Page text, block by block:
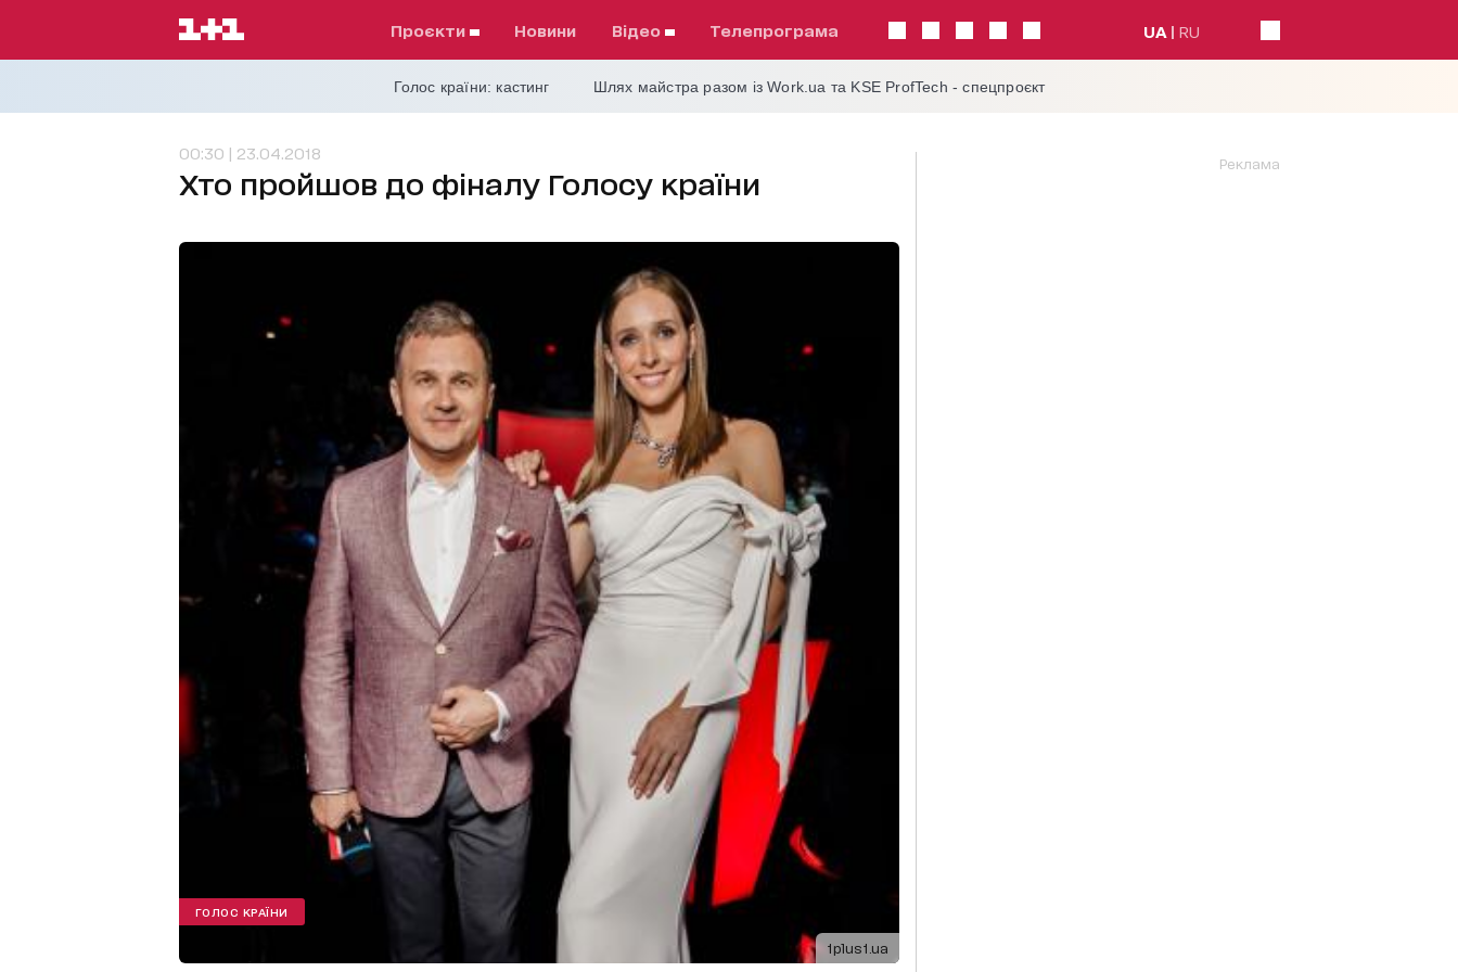
проєкти Новини відео телепрограма UA RU
Голос країни: кастинг Шлях майстра разом із Work.ua та KSE ProfTech - спецпроєкт
00:30 | 23.04.2018
Хто пройшов до фіналу Голосу країни
1plus1.ua
ГОЛОС КРАЇНИ
Реклама